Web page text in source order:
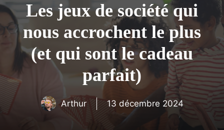
Les jeux de société qui
nous accrochent le plus
(et qui sont le cadeau
parfait)
Arthur 13 décembre 2024